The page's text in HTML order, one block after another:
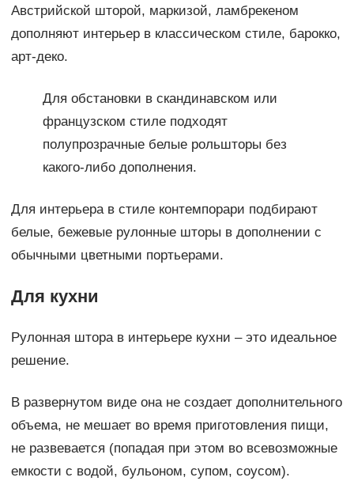
Австрийской шторой, маркизой, ламбрекеном
дополняют интерьер в классическом стиле, барокко,
арт-деко.
Для обстановки в скандинавском или
французском стиле подходят
полупрозрачные белые рольшторы без
какого-либо дополнения.
Для интерьера в стиле контемпорари подбирают
белые, бежевые рулонные шторы в дополнении с
обычными цветными портьерами.
Для кухни
Рулонная штора в интерьере кухни – это идеальное
решение.
В развернутом виде она не создает дополнительного
объема, не мешает во время приготовления пищи,
не развевается (попадая при этом во всевозможные
емкости с водой, бульоном, супом, соусом).